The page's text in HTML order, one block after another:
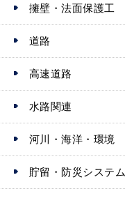
擁壁・法面保護工
道路
高速道路
水路関連
河川・海洋・環境
貯留・防災システム